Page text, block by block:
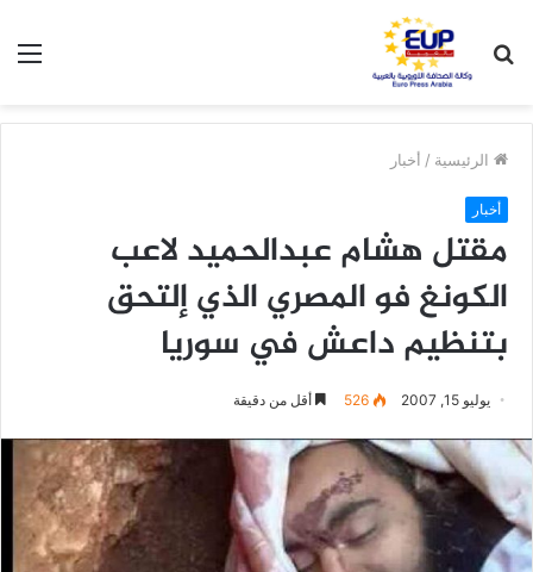
عن
الرئيسية / أخبار
أخبار
مقتل هشام عبدالحميد لاعب
الكونغ فو المصري الذي إلتحق
بتنظيم داعش في سوريا
يوليو 15, 2007 526 أقل من دقيقة